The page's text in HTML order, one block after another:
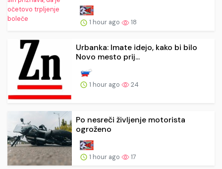
1 hour ago 18
Urbanka: Imate idejo, kako bi bilo
Novo mesto prij...
1 hour ago 24
Po nesreči življenje motorista
ogroženo
1 hour ago 17